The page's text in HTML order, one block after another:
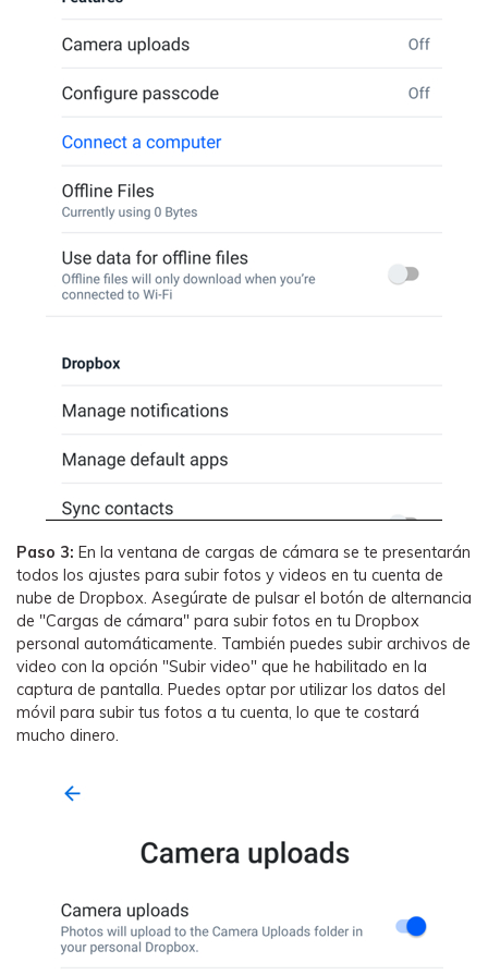
Paso 3: En la ventana de cargas de cámara se te presentarán
todos los ajustes para subir fotos y videos en tu cuenta de
nube de Dropbox. Asegúrate de pulsar el botón de alternancia
de "Cargas de cámara" para subir fotos en tu Dropbox
personal automáticamente. También puedes subir archivos de
video con la opción "Subir video" que he habilitado en la
captura de pantalla. Puedes optar por utilizar los datos del
móvil para subir tus fotos a tu cuenta, lo que te costará
mucho dinero.